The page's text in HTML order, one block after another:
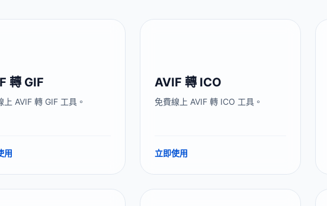
轉 GIF
上 AVIF 轉 GIF 工具。
用
AVIF 轉 ICO
免費線上 AVIF 轉 ICO 工具。
立即使用